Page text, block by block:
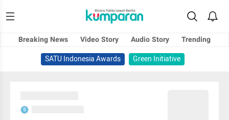
Breaking News Video Story Audio Story
Trending
SATU Indonesia Awards
Green Initiative
S